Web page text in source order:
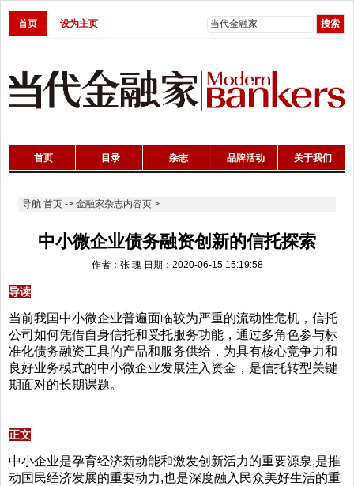
首页 设为主页
首页 目录 杂志 品牌活动 关于我们
导航 首页-> 金融家杂志内容页>
中小微企业债务融资创新的信托探索
作者：张 瑰 日期：2020-06-15 15:19:58
导读
当前我国中小微企业普遍面临较为严重的流动性危机，信托
公司如何凭借自身信托和受托服务功能，通过多角色参与标
准化债务融资工具的产品和服务供给，为具有核心竞争力和
良好业务模式的中小微企业发展注入资金，是信托转型关键
期面对的长期课题。
正文
中小企业是孕育经济新动能和激发创新活力的重要源泉,是推
动国民经济发展的重要动力,也是深度融入民众美好生活的重